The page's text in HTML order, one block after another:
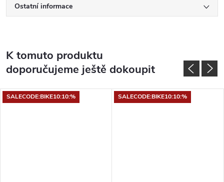
Ostatní informace
K tomuto produktu
doporučujeme ještě dokoupit
SALECODE:BIKE10:10:% SALECODE:BIKE10:10:%